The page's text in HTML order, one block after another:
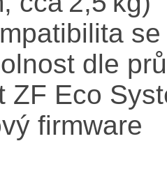
dle
ZF Eco
firmware